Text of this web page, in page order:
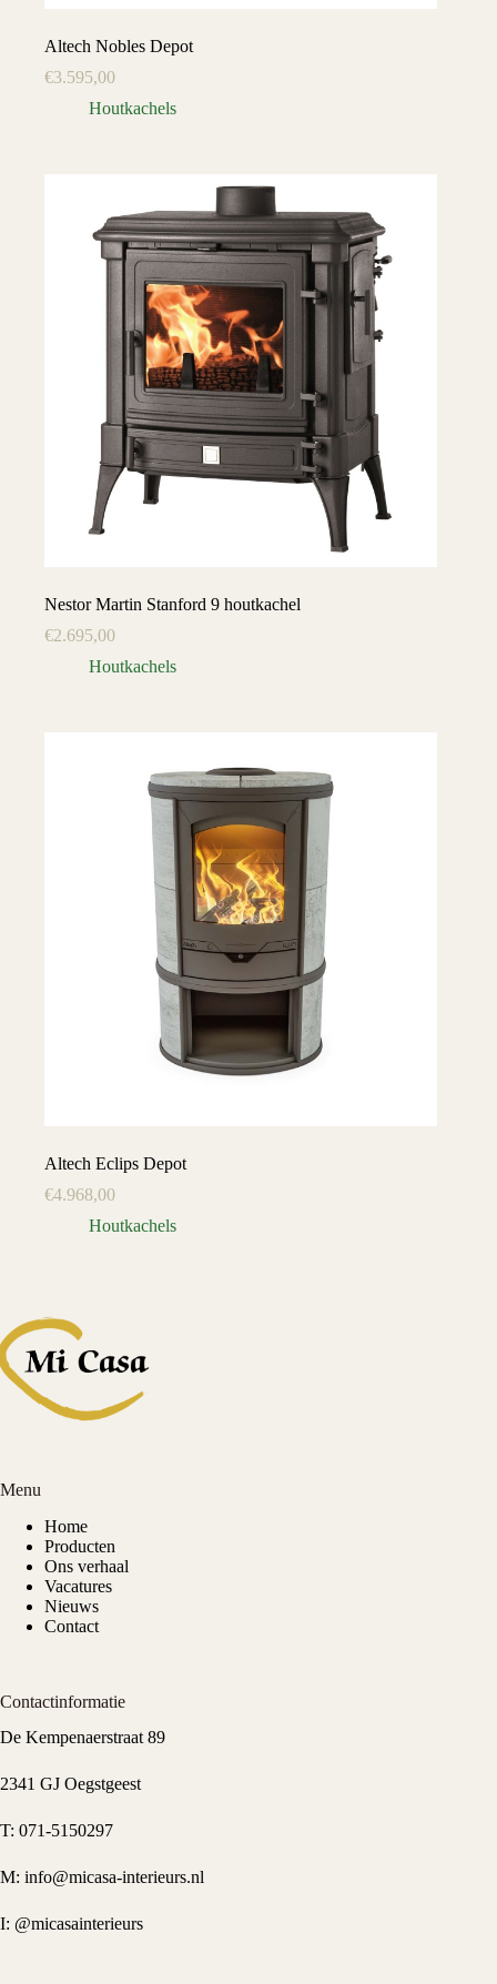
Altech Nobles Depot
€3.595,00
Houtkachels
Nestor Martin Stanford 9 houtkachel
€2.695,00
Houtkachels
Altech Eclips Depot
€4.968,00
Houtkachels
Menu
Home
Producten
Ons verhaal
Vacatures
Nieuws
Contact
Contactinformatie
De Kempenaerstraat 89
2341 GJ Oegstgeest
T: 071-5150297
M: info@micasa-interieurs.nl
I: @micasainterieurs